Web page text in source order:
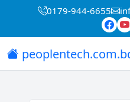
0179-944-6655